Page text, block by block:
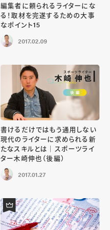
編集者に頼られるライターにな
る！取材を完遂するための大事
なポイント15
2017.02.09
書けるだけではもう通用しない
現代のライターに求められる新
たなスキルとは｜スポーツライ
ター木崎伸也（後編）
2017.01.27